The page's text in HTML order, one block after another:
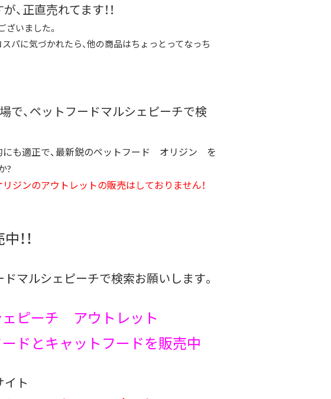
正直売れてます！！
ざいました。
パに気づかれたら、他の商品はちょっとってなっち
で、ペットフードマルシェピーチで検
にも適正で、最新鋭のペットフード オリジン を
?
ジンのアウトレットの販売はしておりません！
！！
マルシェピーチで検索お願いします。
ェピーチ アウトレット
ドとキャットフードを販売中
ト